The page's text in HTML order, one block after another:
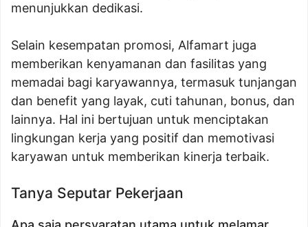
menunjukkan dedikasi.
Selain kesempatan promosi, Alfamart juga
memberikan kenyamanan dan fasilitas yang
memadai bagi karyawannya, termasuk tunjangan
dan benefit yang layak, cuti tahunan, bonus, dan
lainnya. Hal ini bertujuan untuk menciptakan
lingkungan kerja yang positif dan memotivasi
karyawan untuk memberikan kinerja terbaik.
Tanya Seputar Pekerjaan